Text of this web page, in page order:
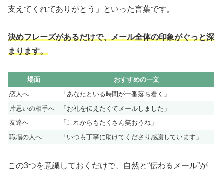
支えてくれてありがとう」といった言葉です。
決めフレーズがあるだけで、メール全体の印象がぐっと深
まります。
場面
おすすめの一文
恋人へ
「あなたといる時間が一番落ち着く」
片思いの相手へ
「お礼を伝えたくてメールしました」
友達へ
「これからもたくさん笑おうね」
職場の人へ
「いつも丁寧に助けてくださり感謝しています」
この3つを意識しておくだけで、自然と“伝わるメール”が